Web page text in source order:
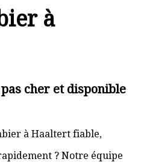
à
cher et disponible
à Haaltert fiable,
? Notre équipe